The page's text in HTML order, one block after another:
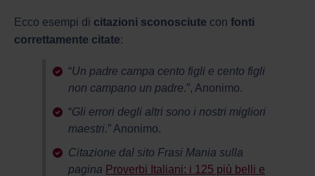
Ecco esempi di citazioni sconosciute con fonti
correttamente citate:
“Un padre campa cento figli e cento figli
non campano un padre.”, Anonimo.
“Gli errori degli altri sono i nostri migliori
maestri.” Anonimo.
Citazione dal sito Frasi Mania sulla
pagina Proverbi Italiani: i 125 più belli e